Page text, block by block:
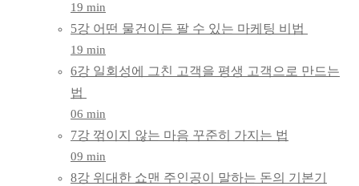
19 min
5강 어떤 물건이든 팔 수 있는 마케팅 비법
19 min
6강 일회성에 그친 고객을 평생 고객으로 만드는
법
06 min
7강 꺾이지 않는 마음 꾸준히 가지는 법
09 min
8강 위대한 쇼맨 주인공이 말하는 돈의 기본기